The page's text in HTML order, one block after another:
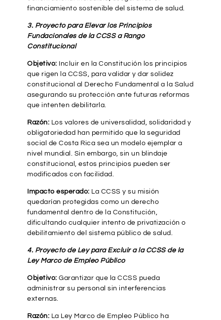
financiamiento sostenible del sistema de salud.
3. Proyecto para Elevar los Principios
Fundacionales de la CCSS a Rango
Constitucional
Objetivo: Incluir en la Constitución los principios
que rigen la CCSS, para validar y dar solidez
constitucional al Derecho Fundamental a la Salud
asegurando su protección ante futuras reformas
que intenten debilitarla.
Razón: Los valores de universalidad, solidaridad y
obligatoriedad han permitido que la seguridad
social de Costa Rica sea un modelo ejemplar a
nivel mundial. Sin embargo, sin un blindaje
constitucional, estos principios pueden ser
modificados con facilidad.
Impacto esperado: La CCSS y su misión
quedarían protegidas como un derecho
fundamental dentro de la Constitución,
dificultando cualquier intento de privatización o
debilitamiento del sistema público de salud.
4. Proyecto de Ley para Excluir a la CCSS de la
Ley Marco de Empleo Público
Objetivo: Garantizar que la CCSS pueda
administrar su personal sin interferencias
externas.
Razón: La Ley Marco de Empleo Público ha